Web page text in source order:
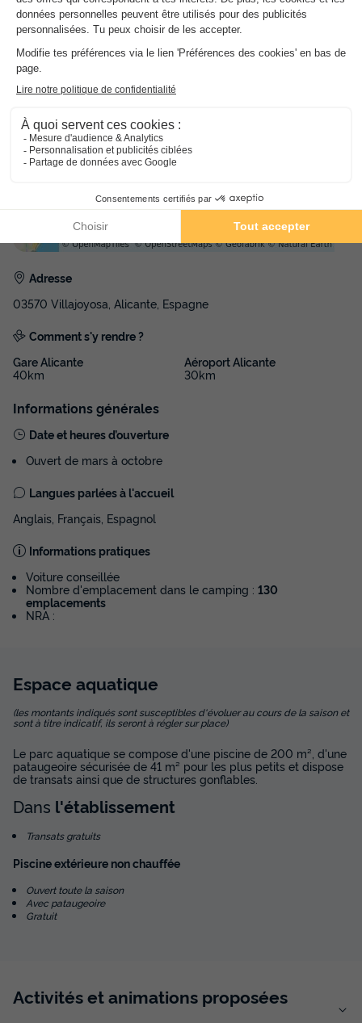
Bonà savoir
Information importante
Adresse
03570 Villajoyosa, Alicante, Espagne
Comment s'y rendre ?
Gare Alicante
40km
Aéroport Alicante
30km
Informations générales
Date et heures d’ouverture
Ouvert de mars à octobre
Langues parlées à l'accueil
Anglais, Français, Espagnol
Informations pratiques
Voiture conseillée
Nombre d'emplacement dans le camping : 130
emplacements
NRA :
Espace aquatique
(les montants indiqués sont susceptibles d'évoluer au cours de la saison et
sont à titre indicatif, ils seront à régler sur place)
Le parc aquatique se compose d'une piscine de 200 m², d'une
pataugeoire sécurisée de 41 m² pour les plus petits et dispose
de transats ainsi que de structures gonflables.
Dans l'établissement
Transats gratuits
Piscine extérieure non chauffée
Ouvert toute la saison
Avec pataugeoire
Gratuit
Activités et animations proposées